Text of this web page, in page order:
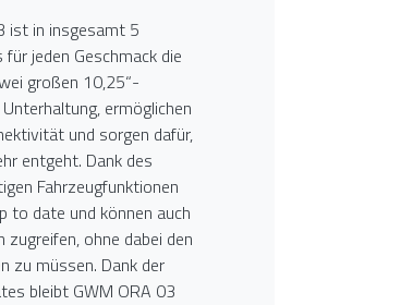
ist in insgesamt 5
jeden Geschmack die
großen 10,25“-
ermöglichen
und sorgen dafür,
entgeht. Dank des
Fahrzeugfunktionen
to date und können auch
ohne dabei den
zu müssen. Dank der
bleibt GWM ORA 03